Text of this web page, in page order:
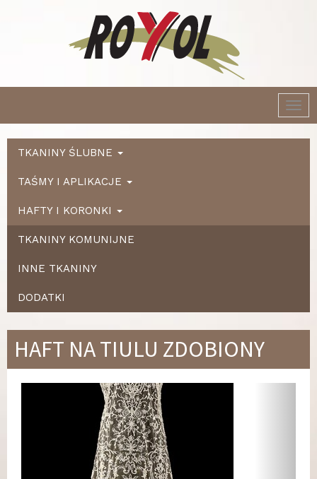
TKANINY ŚLUBNE
TAŚMY I APLIKACJE
HAFTY I KORONKI
TKANINY KOMUNIJNE
INNE TKANINY
DODATKI
HAFT NA TIULU ZDOBIONY